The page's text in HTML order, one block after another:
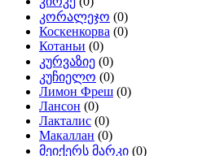
კორალეჯო (0)
Коскенкорва (0)
Котаньи (0)
კურვაზიე (0)
კუჩიელო (0)
Лимон Фреш (0)
Лансон (0)
Лакталис (0)
Макаллан (0)
მეიქერს მარკი (0)